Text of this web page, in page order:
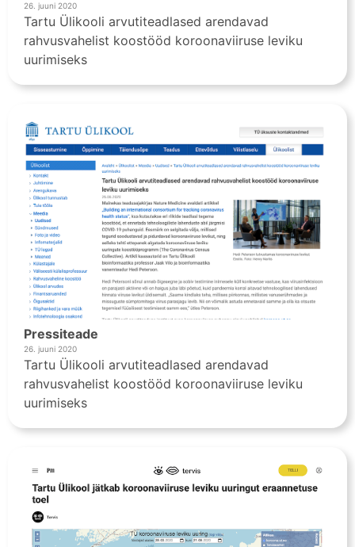
26. juuni 2020
Tartu Ülikooli arvutiteadlased arendavad
rahvusvahelist koostööd koroonaviiruse leviku
uurimiseks
Pressiteade
26. juuni 2020
Tartu Ülikooli arvutiteadlased arendavad
rahvusvahelist koostööd koroonaviiruse leviku
uurimiseks